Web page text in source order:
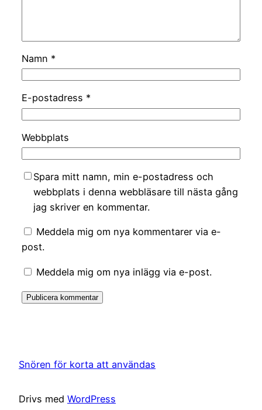
Namn *
E-postadress *
Webbplats
Spara mitt namn, min e-postadress och
webbplats i denna webbläsare till nästa gång
jag skriver en kommentar.
Meddela mig om nya kommentarer via e-
post.
Meddela mig om nya inlägg via e-post.
Snören för korta att användas
Drivs med WordPress